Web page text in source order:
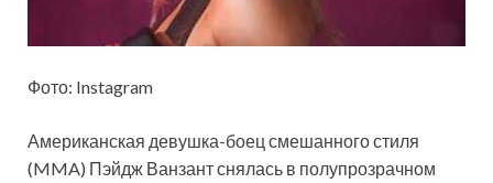
Фото: Instagram
Американская девушка-боец смешанного стиля
(MMA) Пэйдж Ванзант снялась в полупрозрачном